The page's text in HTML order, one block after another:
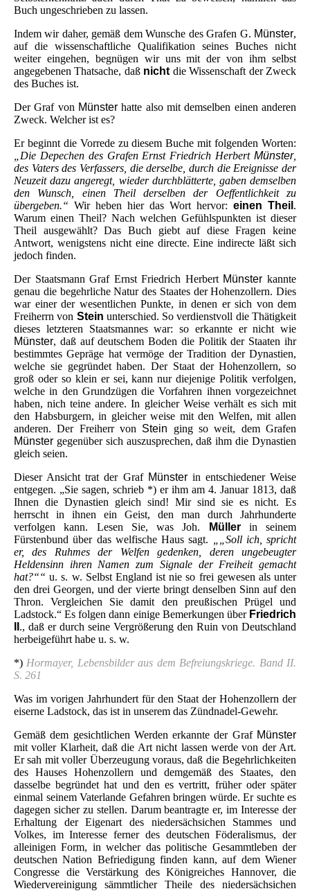
Buch ungeschrieben zu lassen.
Indem wir daher, gemäß dem Wunsche des Grafen G. Münster,
auf die wissenschaftliche Qualifikation seines Buches nicht
weiter eingehen, begnügen wir uns mit der von ihm selbst
angegebenen Thatsache, daß nicht die Wissenschaft der Zweck
des Buches ist.
Der Graf von Münster hatte also mit demselben einen anderen
Zweck. Welcher ist es?
Er beginnt die Vorrede zu diesem Buche mit folgenden Worten:
„Die Depechen des Grafen Ernst Friedrich Herbert Münster,
des Vaters des Verfassers, die derselbe, durch die Ereignisse der
Neuzeit dazu angeregt, wieder durchblätterte, gaben demselben
den Wunsch, einen Theil derselben der Oeffentlichkeit zu
übergeben.“ Wir heben hier das Wort hervor: einen Theil .
Warum einen Theil? Nach welchen Gefühlspunkten ist dieser
Theil ausgewählt? Das Buch giebt auf diese Fragen keine
Antwort, wenigstens nicht eine directe. Eine indirecte läßt sich
jedoch finden.
Der Staatsmann Graf Ernst Friedrich Herbert Münster kannte
genau die begehrliche Natur des Staates der Hohenzollern. Dies
war einer der wesentlichen Punkte, in denen er sich von dem
Freiherrn von Stein unterschied. So verdienstvoll die Thätigkeit
dieses letzteren Staatsmannes war: so erkannte er nicht wie
Münster, daß auf deutschem Boden die Politik der Staaten ihr
bestimmtes Gepräge hat vermöge der Tradition der Dynastien,
welche sie gegründet haben. Der Staat der Hohenzollern, so
groß oder so klein er sei, kann nur diejenige Politik verfolgen,
welche in den Grundzügen die Vorfahren ihnen vorgezeichnet
haben, nich teine andere. In gleicher Weise verhält es sich mit
den Habsburgern, in gleicher weise mit den Welfen, mit allen
anderen. Der Freiherr von Stein ging so weit, dem Grafen
Münster gegenüber sich auszusprechen, daß ihm die Dynastien
gleich seien.
Dieser Ansicht trat der Graf Münsterin entschiedener Weise
entgegen. „Sie sagen, schrieb *) er ihm am 4. Januar 1813, daß
Ihnen die Dynastien gleich sind! Mir sind sie es nicht. Es
herrscht in ihnen ein Geist, den man durch Jahrhunderte
verfolgen kann. Lesen Sie, was Joh.
Müllerin seinem
Fürstenbund über das welfische Haus sagt.
„„Soll ich, spricht
er, des Ruhmes der Welfen gedenken, deren ungebeugter
Heldensinn ihren Namen zum Signale der Freiheit gemacht
hat?““ u. s. w. Selbst England ist nie so frei gewesen als unter
den drei Georgen, und der vierte bringt denselben Sinn auf den
Thron. Vergleichen Sie damit den preußischen Prügel und
Ladstock.“ Es folgen dann einige Bemerkungen über Friedrich
., daß er durch seine Vergrößerung den Ruin von Deutschland
herbeigeführt habe u. s. w.
*) Hormayer, Lebensbilder aus dem Befreiungskriege. Band II.
S. 261
Was im vorigen Jahrhundert für den Staat der Hohenzollern der
eiserne Ladstock, das ist in unserem das Zündnadel-Gewehr.
Gemäß dem gesichtlichen Werden erkannte der Graf Münster
mit voller Klarheit, daß die Art nicht lassen werde von der Art.
Er sah mit voller Überzeugung voraus, daß die Begehrlichkeiten
des Hauses Hohenzollern und demgemäß des Staates, den
dasselbe begründet hat und den es vertritt, früher oder später
einmal seinem Vaterlande Gefahren bringen würde. Er suchte es
dagegen sicher zu stellen. Darum beantragte er, im Interesse der
Erhaltung der Eigenart des niedersächsichen Stammes und
Volkes, im Interesse ferner des deutschen Föderalismus, der
alleinigen Form, in welcher das politische Gesammtleben der
deutschen Nation Befriedigung finden kann, auf dem Wiener
Congresse die Verstärkung des Königreiches Hannover, die
Wiedervereinigung sämmtlicher Theile des niedersächsichen